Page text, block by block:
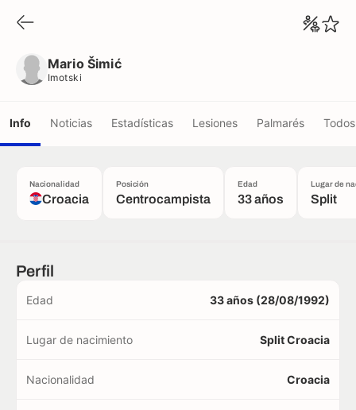
Mario Šimić
Imotski
Info Noticias Estadísticas Lesiones Palmarés
Nacionalidad
Croacia
Posición
Centrocampista
Edad
33 años
Lugar de
Split
Perfil
Edad 33 años (28/08/1992)
Lugar de nacimiento Split Croacia
Nacionalidad Croacia